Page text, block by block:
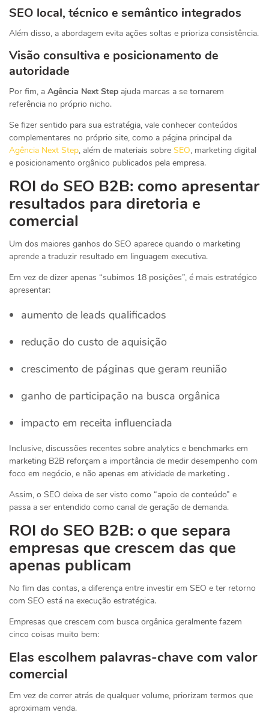
SEO local, técnico e semântico integrados
Além disso, a abordagem evita ações soltas e prioriza consistência.
Visão consultiva e posicionamento de
autoridade
Por fim, a Agência Next Step ajuda marcas a se tornarem
referência no próprio nicho.
Se fizer sentido para sua estratégia, vale conhecer conteúdos
complementares no próprio site, como a página principal da
Agência Next Step, além de materiais sobre SEO, marketing digital
e posicionamento orgânico publicados pela empresa.
ROI do SEO B2B: como apresentar
resultados para diretoria e
comercial
Um dos maiores ganhos do SEO aparece quando o marketing
aprende a traduzir resultado em linguagem executiva.
Em vez de dizer apenas “subimos 18 posições”, é mais estratégico
apresentar:
aumento de leads qualificados
redução do custo de aquisição
crescimento de páginas que geram reunião
ganho de participação na busca orgânica
impacto em receita influenciada
Inclusive, discussões recentes sobre analytics e benchmarks em
marketing B2B reforçam a importância de medir desempenho com
foco em negócio, e não apenas em atividade de marketing .
Assim, o SEO deixa de ser visto como “apoio de conteúdo” e
passa a ser entendido como canal de geração de demanda.
ROI do SEO B2B: o que separa
empresas que crescem das que
apenas publicam
No fim das contas, a diferença entre investir em SEO e ter retorno
com SEO está na execução estratégica.
Empresas que crescem com busca orgânica geralmente fazem
cinco coisas muito bem:
Elas escolhem palavras-chave com valor
comercial
Em vez de correr atrás de qualquer volume, priorizam termos que
aproximam venda.